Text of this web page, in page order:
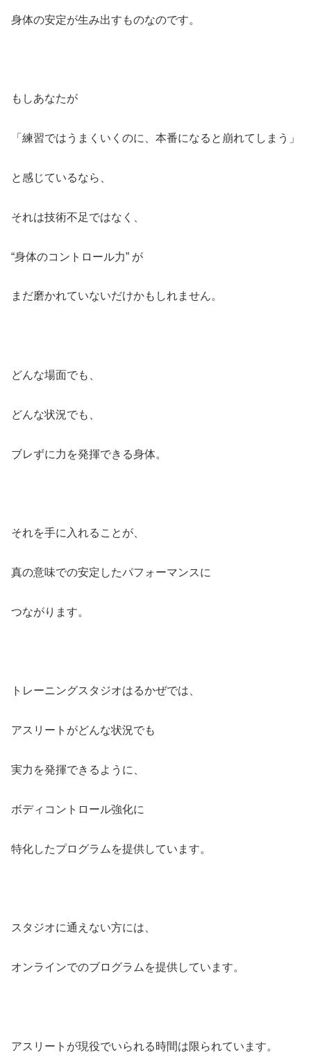
身体の安定が生み出すものなのです。
もしあなたが
「練習ではうまくいくのに、本番になると崩れてしまう」
と感じているなら、
それは技術不足ではなく、
“身体のコントロール力” が
まだ磨かれていないだけかもしれません。
どんな場面でも、
どんな状況でも、
ブレずに力を発揮できる身体。
それを手に入れることが、
真の意味での安定したパフォーマンスに
つながります。
トレーニングスタジオはるかぜでは、
アスリートがどんな状況でも
実力を発揮できるように、
ボディコントロール強化に
特化したプログラムを提供しています。
スタジオに通えない方には、
オンラインでのブログラムを提供しています。
アスリートが現役でいられる時間は限られています。